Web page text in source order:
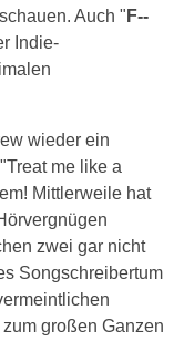
Auch " F--
Indie-
wieder ein
me like a
Mittlerweile hat
zwei gar nicht
Songschreibertum
großen Ganzen